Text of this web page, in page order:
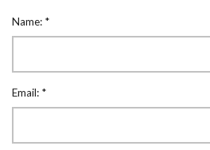
Name: *
Email: *